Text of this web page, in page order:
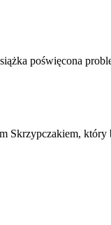
poświęcona